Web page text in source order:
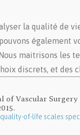
la qualité de
également
maitrisons les
discrets, et des
of Vascular
of-life scales